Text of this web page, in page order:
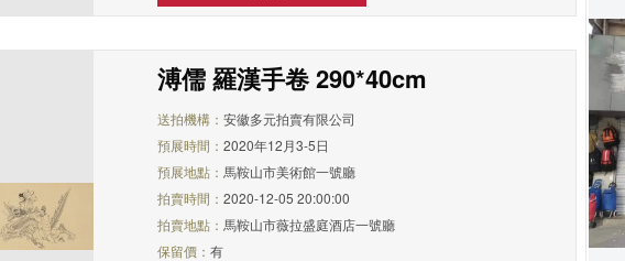
溥儒 羅漢手卷 290*40cm
送拍機構： 安徽多元拍賣有限公司
預展時間： 2020年12月3-5日
預展地點： 馬鞍山市美術館一號廳
拍賣時間： 2020-12-05 20:00:00
拍賣地點： 馬鞍山市薇拉盛庭酒店一號廳
保留價： 有